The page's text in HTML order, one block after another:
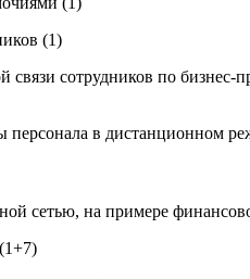
(1)
связи сотрудников по бизнес-
персонала в дистанционном
сетью, на примере